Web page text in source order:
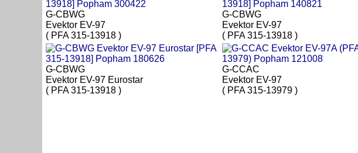
G-CBWG
Evektor EV-97
( PFA 315-13918 )
G-CBWG
Evektor EV-97
( PFA 315-13918 )
G-CBWG
Evektor EV-97 Eurostar
( PFA 315-13918 )
G-CCAC
Evektor EV-97
( PFA 315-13979 )